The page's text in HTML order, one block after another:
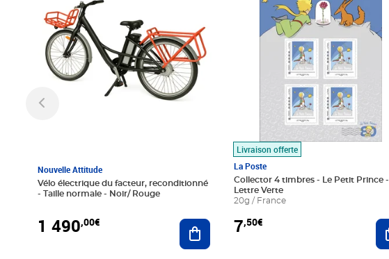
Nouvelle Attitude
Vélo électrique du facteur, reconditionné
- Taille normale - Noir/ Rouge
1 490,00€ Ajouter au panier
Livraison offerte
La Poste
Collector 4 timbres - Le Petit Prince -
Lettre Verte
20g / France
7,50€